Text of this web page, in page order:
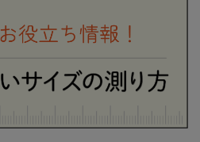
カートに入れる
カートに入れる